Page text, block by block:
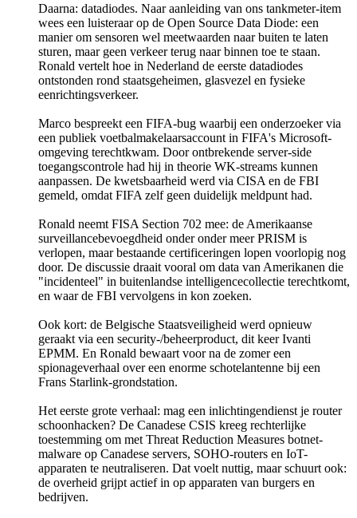
Daarna: datadiodes. Naar aanleiding van ons tankmeter-item
wees een luisteraar op de Open Source Data Diode: een
manier om sensoren wel meetwaarden naar buiten te laten
sturen, maar geen verkeer terug naar binnen toe te staan.
Ronald vertelt hoe in Nederland de eerste datadiodes
ontstonden rond staatsgeheimen, glasvezel en fysieke
eenrichtingsverkeer.
Marco bespreekt een FIFA-bug waarbij een onderzoeker via
een publiek voetbalmakelaarsaccount in FIFA's Microsoft-
omgeving terechtkwam. Door ontbrekende server-side
toegangscontrole had hij in theorie WK-streams kunnen
aanpassen. De kwetsbaarheid werd via CISA en de FBI
gemeld, omdat FIFA zelf geen duidelijk meldpunt had.
Ronald neemt FISA Section 702 mee: de Amerikaanse
surveillancebevoegdheid onder onder meer PRISM is
verlopen, maar bestaande certificeringen lopen voorlopig nog
door. De discussie draait vooral om data van Amerikanen die
"incidenteel" in buitenlandse intelligencecollectie terechtkomt,
en waar de FBI vervolgens in kon zoeken.
Ook kort: de Belgische Staatsveiligheid werd opnieuw
geraakt via een security-/beheerproduct, dit keer Ivanti
EPMM. En Ronald bewaart voor na de zomer een
spionageverhaal over een enorme schotelantenne bij een
Frans Starlink-grondstation.
Het eerste grote verhaal: mag een inlichtingendienst je router
schoonhacken? De Canadese CSIS kreeg rechterlijke
toestemming om met Threat Reduction Measures botnet-
malware op Canadese servers, SOHO-routers en IoT-
apparaten te neutraliseren. Dat voelt nuttig, maar schuurt ook:
de overheid grijpt actief in op apparaten van burgers en
bedrijven.